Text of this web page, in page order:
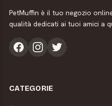
PetMuffin è il tuo negozio
qualità dedicati ai tuoi amici a
CATEGORIE